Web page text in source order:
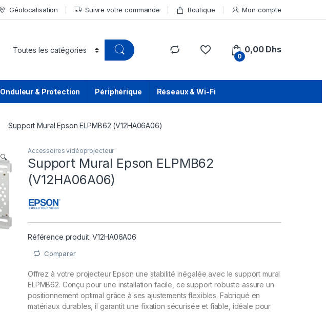
Géolocalisation Suivre votre commande Boutique Mon compte
0
0,00 Dhs
Onduleur & Protection Périphérique Réseaux & Wi-Fi
Support Mural Epson ELPMB62 (V12HA06A06)
🔍
Accessoires vidéoprojecteur
Support Mural Epson ELPMB62
(V12HA06A06)
Référence produit: V12HA06A06
Comparer
Offrez à votre projecteur Epson une stabilité inégalée avec le support mural
ELPMB62. Conçu pour une installation facile, ce support robuste assure un
positionnement optimal grâce à ses ajustements flexibles. Fabriqué en
matériaux durables, il garantit une fixation sécurisée et fiable, idéale pour